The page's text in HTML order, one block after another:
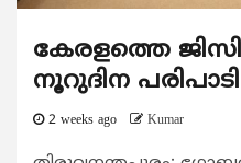
കേരളത്തെ
നൂറുദിന പരിപാടി
2 weeks ago Kumar